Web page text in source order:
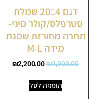
דגם 2014 שמלת
סטרפלס/קולר סיני-
תחרה מחורזת שמנת
מידה M-L
₪2,900.00
₪2,200.00
הוספה לסל